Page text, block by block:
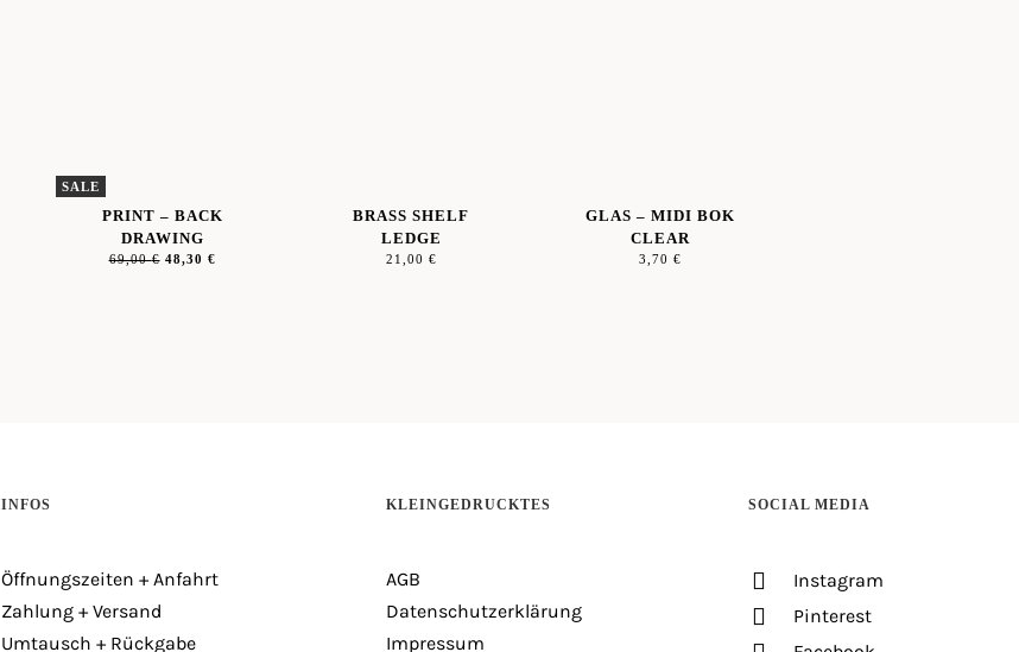
SALE
PRINT – BACK
DRAWING
69,00€ 48,30 €
BRASS SHELF
LEDGE
21,00 €
GLAS – MIDI BOK
CLEAR
3,70 €
INFOS
Öffnungszeiten + Anfahrt
Zahlung + Versand
Umtausch + Rückgabe
KLEINGEDRUCKTES
AGB
Datenschutzerklärung
Impressum
SOCIAL MEDIA
Instagram
Pinterest